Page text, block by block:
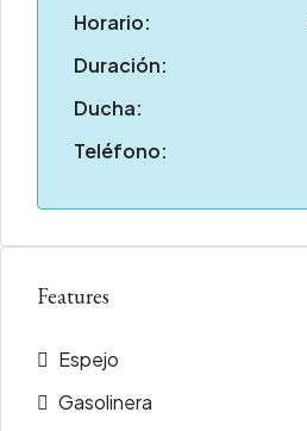
Horario:
Duración:
Ducha:
Teléfono:
Features
Espejo
Gasolinera